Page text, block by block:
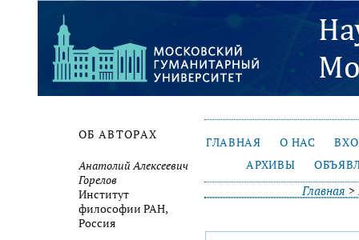
ОБ АВТОРАХ
Анатолий Алексеевич
Горелов
Институт
философии РАН,
Россия
ГЛАВНАЯ О НАС
АРХИВЫ
Главная >